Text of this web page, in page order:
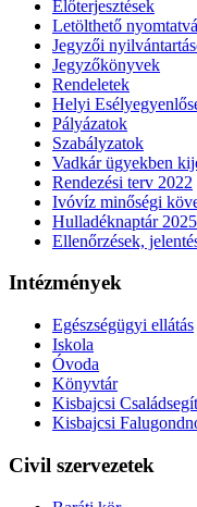
Előterjesztések
Letölthető
Jegyzői
Jegyzőkönyvek
Rendeletek
Helyi
Pályázatok
Szabályzatok
Vadkár ügyekben
Rendezési terv 2022
Ivóvíz minőségi
Hulladéknaptár
Ellenőrzések,
Intézmények
Egészségügyi ellátás
Iskola
Óvoda
Könyvtár
Kisbajcsi
Kisbajcsi
Civil szervezetek